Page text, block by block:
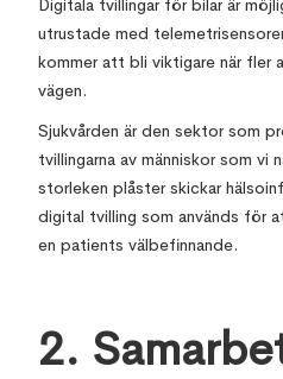
Digitala tvillingar för bilar är
utrustade med
kommer att bli viktigare när fler
vägen.
Sjukvården är den sektor som
tvillingarna av människor som vi
storleken plåster skickar
digital tvilling som används för
en patients välbefinnande.
2.